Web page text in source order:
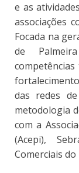
e as
associações
Focada na
de
das redes
metodologia
com a
(Acepi),
Comerciais do